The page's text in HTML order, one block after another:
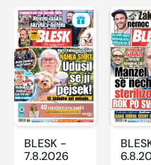
BLESK -
7.8.2026